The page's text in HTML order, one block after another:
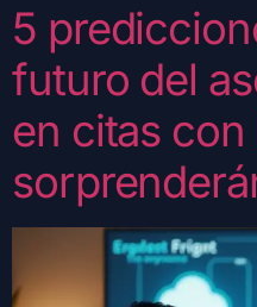
5
futuro del
en citas con